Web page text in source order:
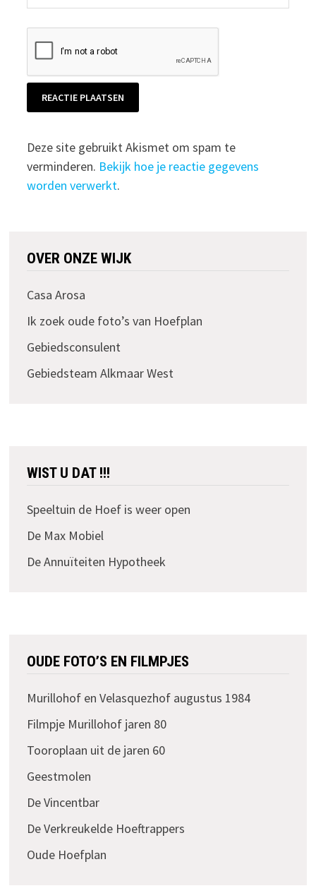
Deze site gebruikt Akismet om spam te
verminderen. Bekijk hoe je reactie gegevens
worden verwerkt.
OVER ONZE WIJK
Casa Arosa
Ik zoek oude foto’s van Hoefplan
Gebiedsconsulent
Gebiedsteam Alkmaar West
WIST U DAT !!!
Speeltuin de Hoef is weer open
De Max Mobiel
De Annuïteiten Hypotheek
OUDE FOTO’S EN FILMPJES
Murillohof en Velasquezhof augustus 1984
Filmpje Murillohof jaren 80
Tooroplaan uit de jaren 60
Geestmolen
De Vincentbar
De Verkreukelde Hoeftrappers
Oude Hoefplan